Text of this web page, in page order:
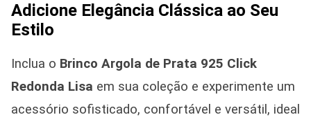
Adicione Elegância Clássica ao Seu
Estilo
Inclua o Brinco Argola de Prata 925 Click
Redonda Lisa em sua coleção e experimente um
acessório sofisticado, confortável e versátil, ideal